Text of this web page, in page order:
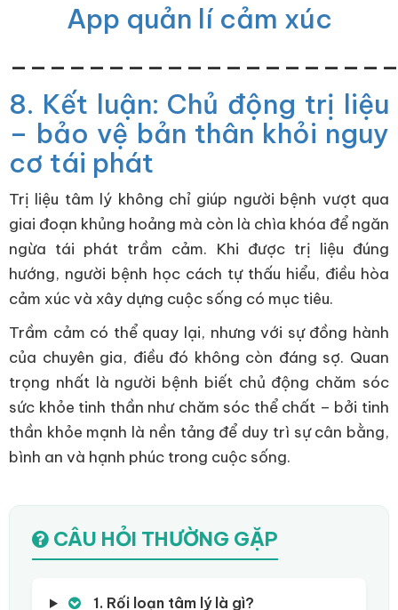
App quản lí cảm xúc
8. Kết luận: Chủ động trị liệu
– bảo vệ bản thân khỏi nguy
cơ tái phát
Trị liệu tâm lý không chỉ giúp người bệnh vượt qua
giai đoạn khủng hoảng mà còn là chìa khóa để ngăn
ngừa tái phát trầm cảm. Khi được trị liệu đúng
hướng, người bệnh học cách tự thấu hiểu, điều hòa
cảm xúc và xây dựng cuộc sống có mục tiêu.
Trầm cảm có thể quay lại, nhưng với sự đồng hành
của chuyên gia, điều đó không còn đáng sợ. Quan
trọng nhất là người bệnh biết chủ động chăm sóc
sức khỏe tinh thần như chăm sóc thể chất – bởi tinh
thần khỏe mạnh là nền tảng để duy trì sự cân bằng,
bình an và hạnh phúc trong cuộc sống.
CÂU HỎI THƯỜNG GẶP
1. Rối loạn tâm lý là gì?